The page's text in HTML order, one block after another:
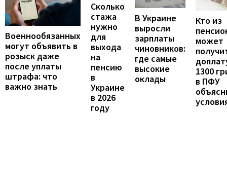
Военнообязанных
могут объявить в
розыск даже
после уплаты
штрафа: что
важно знать
Сколько
стажа
нужно
для
выхода
на
пенсию
в
Украине
в 2026
году
В Украине
выросли
зарплаты
чиновников:
где самые
высокие
оклады
Кто из
может
1300
в ПФУ